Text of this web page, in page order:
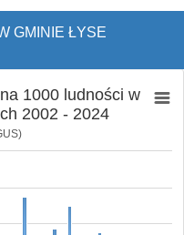
GMINIE ŁYSE
1000 ludności w
2002 - 2024